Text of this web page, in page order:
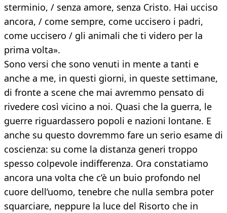
sterminio, / senza amore, senza Cristo. Hai ucciso
ancora, / come sempre, come uccisero i padri,
come uccisero / gli animali che ti videro per la
prima volta».
Sono versi che sono venuti in mente a tanti e
anche a me, in questi giorni, in queste settimane,
di fronte a scene che mai avremmo pensato di
rivedere così vicino a noi. Quasi che la guerra, le
guerre riguardassero popoli e nazioni lontane. E
anche su questo dovremmo fare un serio esame di
coscienza: su come la distanza generi troppo
spesso colpevole indifferenza. Ora constatiamo
ancora una volta che c’è un buio profondo nel
cuore dell’uomo, tenebre che nulla sembra poter
squarciare, neppure la luce del Risorto che in